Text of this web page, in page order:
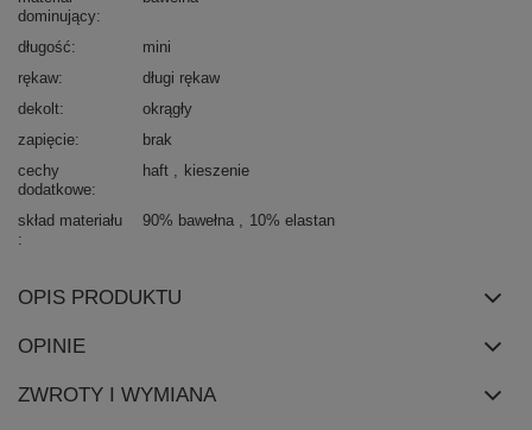
dominujący
długość
mini
rękaw
długi rękaw
dekolt
okrągły
zapięcie
brak
cechy
dodatkowe
haft kieszenie
skład materiału 90% bawełna 10% elastan
OPIS PRODUKTU
OPINIE
ZWROTY I WYMIANA